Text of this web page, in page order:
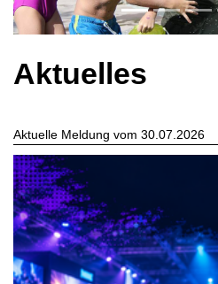
Aktuelles
Aktuelle Meldung vom 30.07.2026